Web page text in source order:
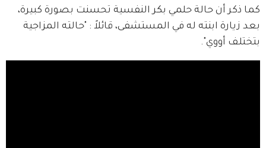
كما ذكر أن حالة حلمي بكر النفسية تحسنت بصورة كبيرة،
بعد زيارة ابنته له في المستشفى، قائلاً : "حالته المزاجية
بتختلف أووي".